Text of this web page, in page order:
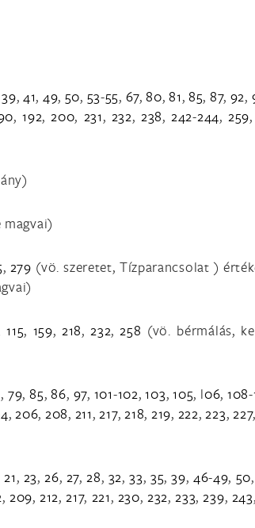
39,41, 49, 50, 53-55, 67,80,81,85, 87, 92,
,192,200, 231, 232, 238,242-244,259
, 279 (vö. szeretet, Tízparancsolat )
115, 159, 218,232,258 (vö. bérmálás,
, 79,85,86, 97, 101-102,103,105, l06,108-
,206, 208, 211,217,218, 219, 222,223,227,
21, 23,26, 27,28, 32,33, 35,39, 46-49, 50
, 209,212,217, 221, 230, 232,233,239, 243,